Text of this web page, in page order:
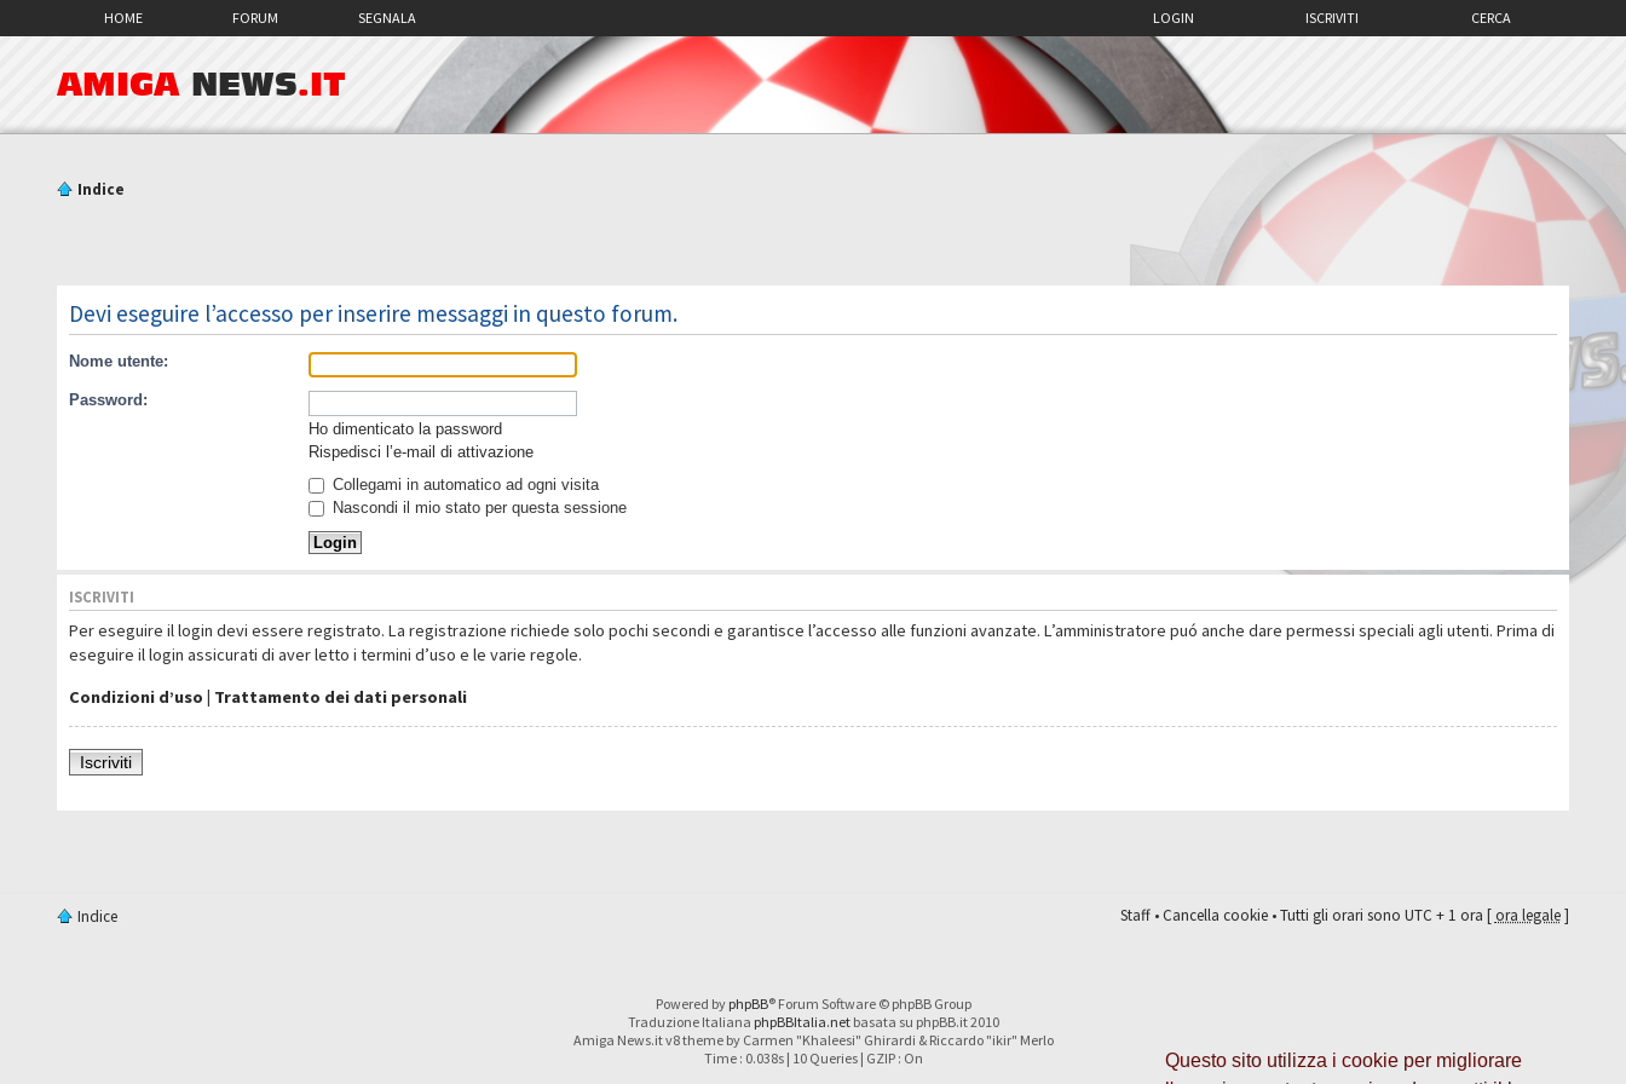
Questo sito utilizza i cookie per migliorare
HOME FORUM SEGNALA CERCA
ISCRIVITI
LOGIN
AMIGA NEWS.IT
Indice
Devi eseguire l’accesso per inserire messaggi in questo forum.
Nome utente:
Password:
Ho dimenticato la password
Rispedisci l’e-mail di attivazione
Collegami in automatico ad ogni visita
Nascondi il mio stato per questa sessione
ISCRIVITI
Per eseguire il login devi essere registrato. La registrazione richiede solo pochi secondi e garantisce l’accesso alle funzioni avanzate. L’amministratore puó anche dare permessi speciali agli utenti. Prima di
eseguire il login assicurati di aver letto i termini d’uso e le varie regole.
Condizioni d’uso | Trattamento dei dati personali
Iscriviti
Indice Staff•Cancella cookie• Tutti gli orari sono UTC + 1 ora [ora legale]
Powered by phpBB® Forum Software © phpBB Group
Traduzione Italiana phpBBItalia.netbasata su phpBB.it 2010
Amiga News.it v8 theme by Carmen "Khaleesi" Ghirardi & Riccardo "ikir" Merlo
Time : 0.038s | 10 Queries | GZIP : On